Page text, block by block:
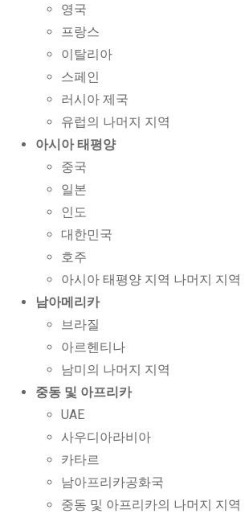
영국
프랑스
이탈리아
스페인
러시아 제국
유럽의 나머지 지역
아시아 태평양
중국
일본
인도
대한민국
호주
아시아 태평양 지역 나머지 지역
남아메리카
브라질
아르헨티나
남미의 나머지 지역
중동 및 아프리카
UAE
사우디아라비아
카타르
남아프리카공화국
중동 및 아프리카의 나머지 지역